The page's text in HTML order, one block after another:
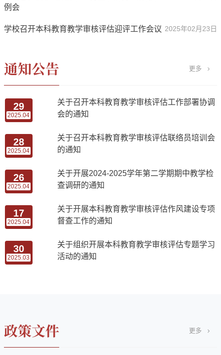
例会
学校召开本科教育教学审核评估迎评工作会议 2025年02月23日
更多
29
2025.04
关于召开本科教育教学审核评估工作部署协调
会的通知
28
2025.04
关于召开本科教育教学审核评估联络员培训会
的通知
26
2025.04
关于开展2024-2025学年第二学期期中教学检
查调研的通知
17
2025.04
关于开展本科教育教学审核评估作风建设专项
督查工作的通知
30
2025.03
关于组织开展本科教育教学审核评估专题学习
活动的通知
更多